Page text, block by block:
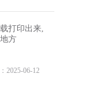
打印出来,
方
2025-06-12